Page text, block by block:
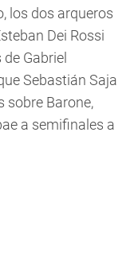
los dos arqueros
Dei Rossi
Gabriel
Sebastián Saja
sobre Barone,
a semifinales a